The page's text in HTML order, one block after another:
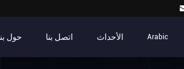
حول اتصل بنا الأحداث Arabic